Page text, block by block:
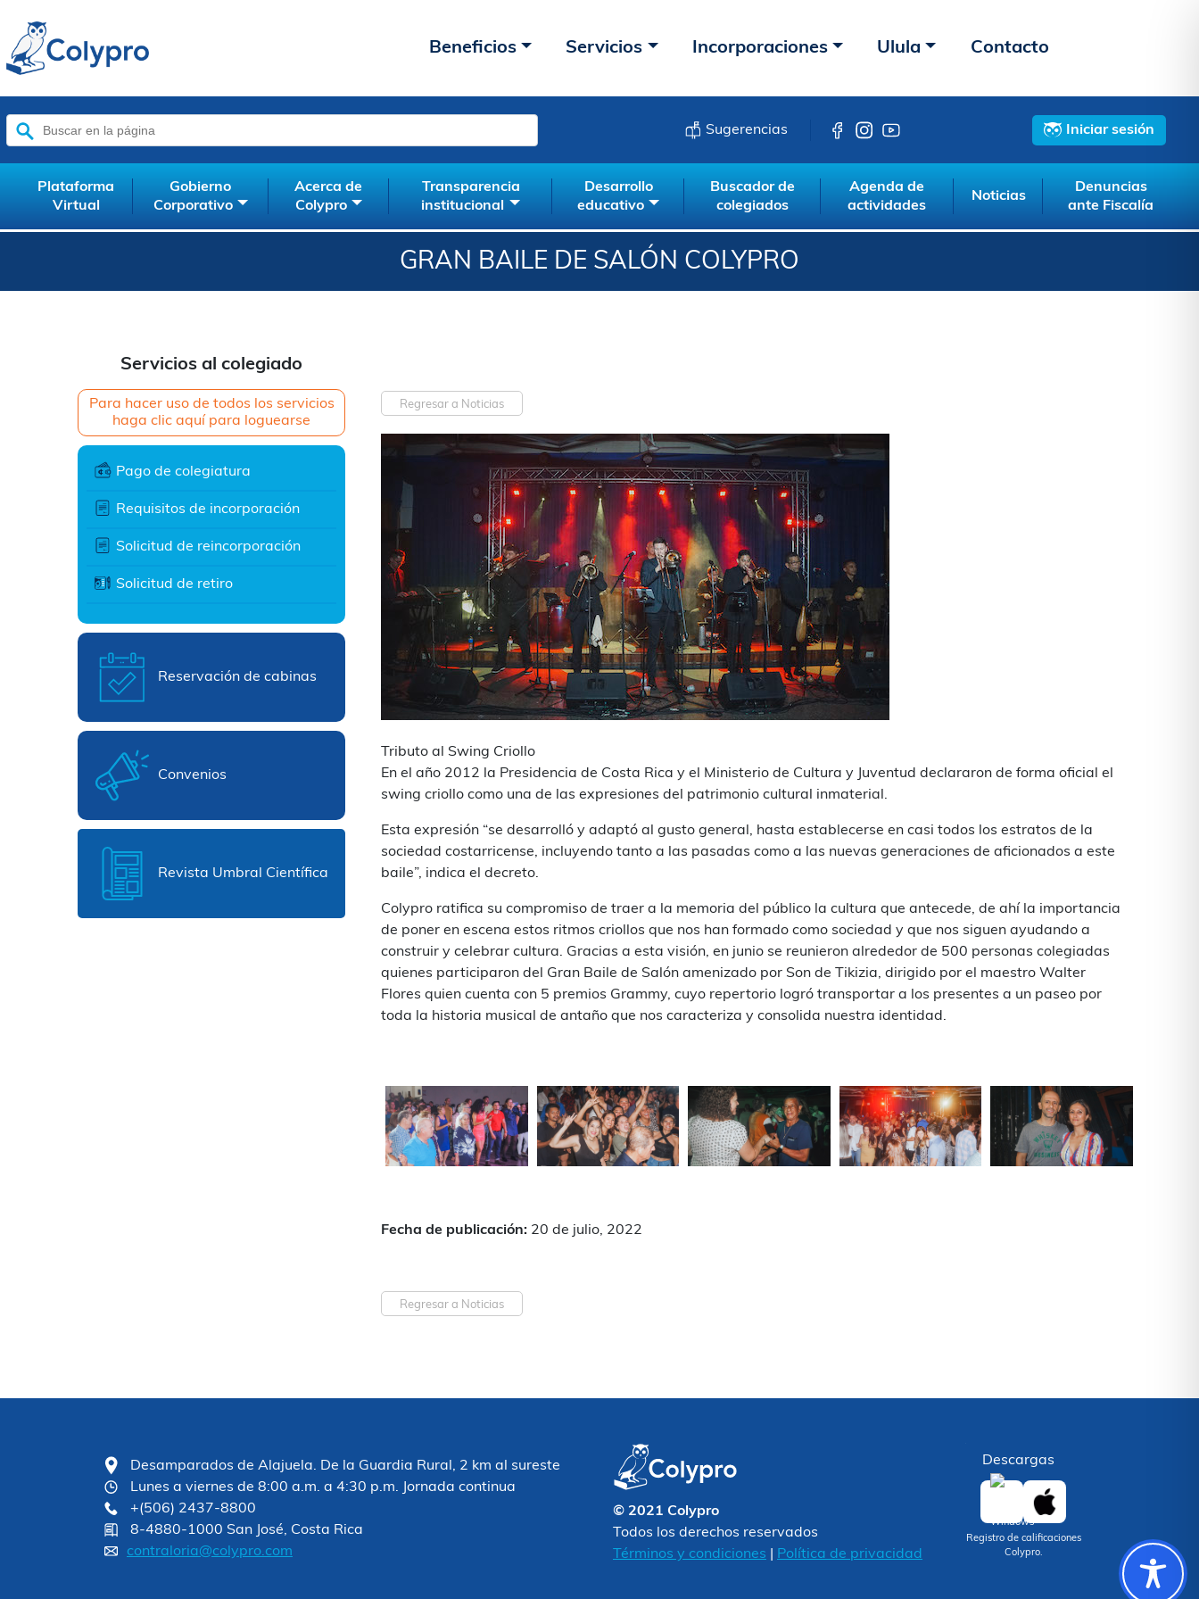
Beneficios Servicios Incorporaciones Ulula Contacto
Buscar:
Sugerencias Iniciar sesión
Plataforma
Virtual
Gobierno
Corporativo
Acerca de
Colypro
Transparencia
institucional
Desarrollo
educativo
Buscador de
colegiados
Agenda de
actividades
Noticias
Denuncias
ante Fiscalía
GRAN BAILE DE SALÓN COLYPRO
Servicios al colegiado
Para hacer uso de todos los servicios
haga clic aquí para loguearse
Pago de colegiatura
Requisitos de incorporación
Solicitud de reincorporación
Solicitud de retiro
Reservación de cabinas
Convenios
Revista Umbral Científica
Regresar a Noticias
Tributo al Swing Criollo
En el año 2012 la Presidencia de Costa Rica y el Ministerio de Cultura y Juventud declararon de forma oficial el
swing criollo como una de las expresiones del patrimonio cultural inmaterial.
Esta expresión “se desarrolló y adaptó al gusto general, hasta establecerse en casi todos los estratos de la
sociedad costarricense, incluyendo tanto a las pasadas como a las nuevas generaciones de aficionados a este
baile”, indica el decreto.
Colypro ratifica su compromiso de traer a la memoria del público la cultura que antecede, de ahí la importancia
de poner en escena estos ritmos criollos que nos han formado como sociedad y que nos siguen ayudando a
construir y celebrar cultura. Gracias a esta visión, en junio se reunieron alrededor de 500 personas colegiadas
quienes participaron del Gran Baile de Salón amenizado por Son de Tikizia, dirigido por el maestro Walter
Flores quien cuenta con 5 premios Grammy, cuyo repertorio logró transportar a los presentes a un paseo por
toda la historia musical de antaño que nos caracteriza y consolida nuestra identidad.
Fecha de publicación: 20 de julio, 2022
Regresar a Noticias
Desamparados de Alajuela. De la Guardia Rural, 2 km al sureste
Lunes a viernes de 8:00 a.m. a 4:30 p.m. Jornada continua
+(506) 2437-8800
8-4880-1000 San José, Costa Rica
contraloria@colypro.com
© 2021 Colypro
Todos los derechos reservados
Términos y condiciones
Política de privacidad
Descargas
Registro de calificaciones
Colypro.